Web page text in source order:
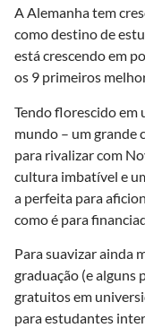
A Alemanha tem
como destino de
está crescendo em
os 9 primeiros
Tendo florescido em
mundo – um grande
para rivalizar com
cultura imbatível e
a perfeita para
como é para
Para suavizar ainda
graduação (e alguns
gratuitos em
para estudantes